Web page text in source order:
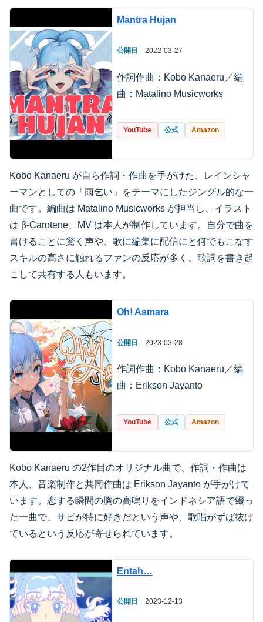
Mantra Hujan
公開日 2022-03-27
作詞作曲：Kobo Kanaeru／編
曲：Matalino Musicworks
YouTube 公式 Amazon
Kobo Kanaeru が自ら作詞・作曲を手がけた、レインシャ
ーマンとしての「雨乞い」をテーマにしたジングル的な一
曲です。編曲は Matalino Musicworks が担当し、イラスト
は β-Carotene、MV は本人が制作しています。自分で曲を
書けることに驚く声や、歌に編集に配信にと何でもこなす
スキルの高さに触れるファンの反応が多く、歌詞を書き起
こして共有する人もいます。
Oh! Asmara
公開日 2023-03-28
作詞作曲：Kobo Kanaeru／編
曲：Erikson Jayanto
YouTube 公式 Amazon
Kobo Kanaeru の2作目のオリジナル曲で、作詞・作曲は
本人、音楽制作と共同作曲は Erikson Jayanto が手がけて
います。恋する瞬間の胸の高鳴りをインドネシア語で綴っ
た一曲で、サビが特に好きだという声や、歌唱がずば抜け
ているという反応が寄せられています。
Entah…
公開日 2023-12-13